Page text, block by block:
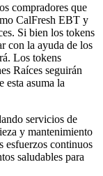
compradores que
CalFresh EBT y
Si bien los tokens
con la ayuda de los
Los tokens
Raíces seguirán
esta asuma la
servicios de
y mantenimiento
esfuerzos continuos
saludables para